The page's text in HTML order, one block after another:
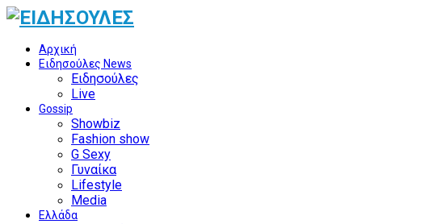
Αρχική
Ειδησούλες News
Ειδησούλες
Live
Gossip
Showbiz
Fashion show
G Sexy
Γυναίκα
Lifestyle
Media
Ελλάδα